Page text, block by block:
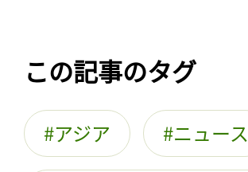
この記事のタグ
アジア ニュース